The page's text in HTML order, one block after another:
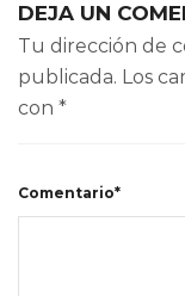
DEJA UN
Tu dirección de
publicada. Los
con *
Comentario*